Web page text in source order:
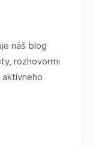
náš blog
rozhovormi